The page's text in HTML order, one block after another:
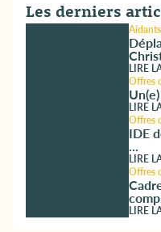
Les derniers
Aidants
LIRE
Offres
LIRE
Offres
IDE
...
LIRE
Offres
LIRE